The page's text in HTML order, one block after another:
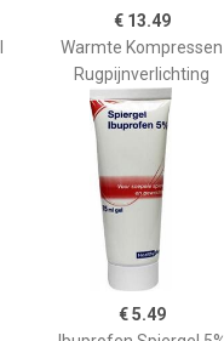
€ 13.49
Warmte Kompressen
Rugpijnverlichting
€ 5.49